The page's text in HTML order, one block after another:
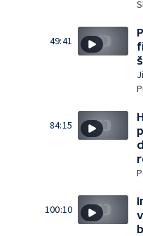
49:41
84:15
100:10